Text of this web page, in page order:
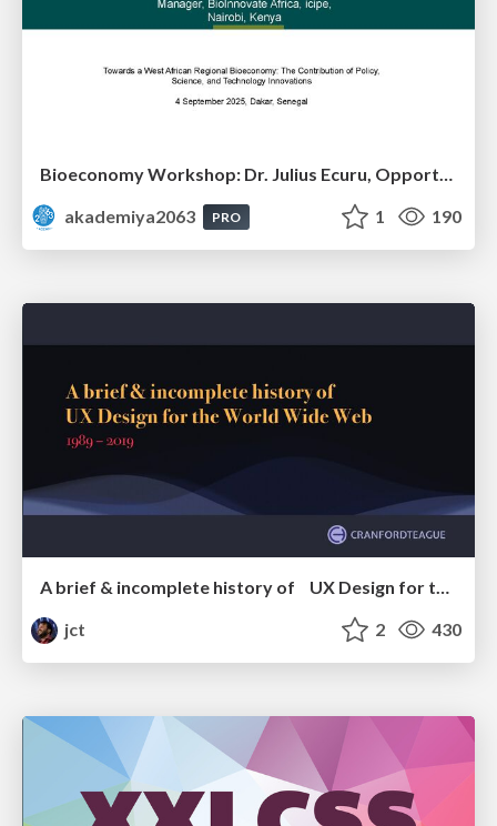
akademiya2063
PRO 1 190
A brief & incomplete history of UX Design for the World Wide Web: 1989–2019
jct
2 430